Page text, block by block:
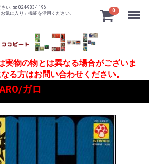
い! ☎ 024-983-1196
気に入り」機能を活用ください。
0 Menu
実物の物とは異なる場合がございま
る方はお問い合わせください。
ガロ